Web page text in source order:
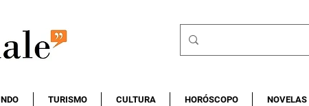
TURISMO CULTURA HORÓSCOPO NOVELAS